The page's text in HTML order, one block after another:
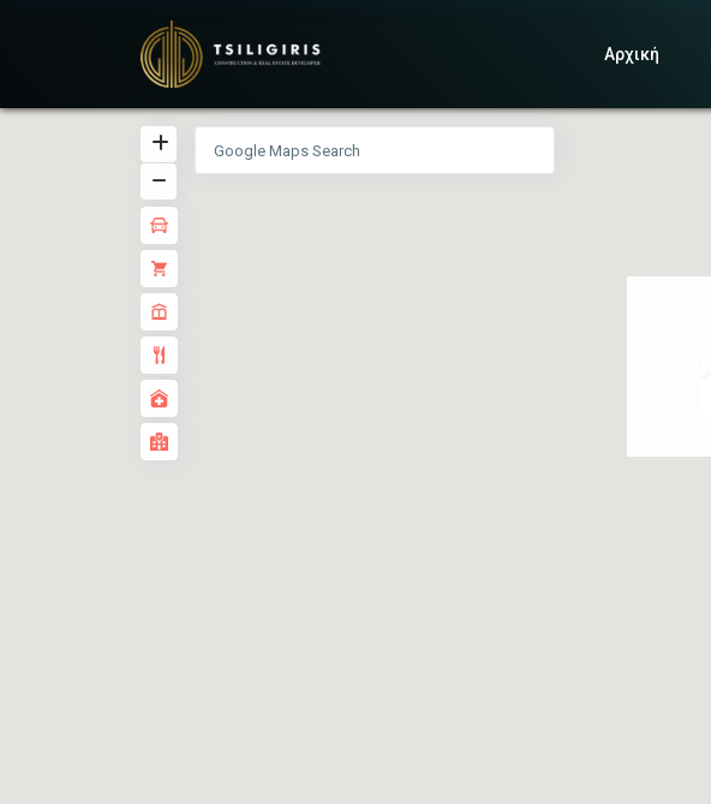
Αρχική